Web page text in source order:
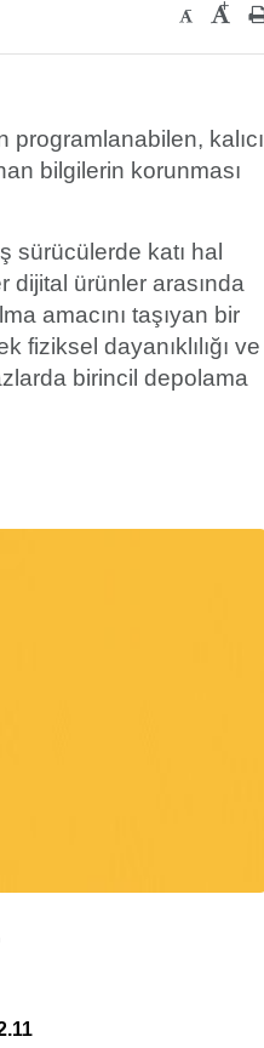
- +
kalıcı
bilgilerin korunması
sürücülerde katı hal
dijital ürünler arasında
amacını taşıyan bir
dayanıklılığı ve
birincil depolama